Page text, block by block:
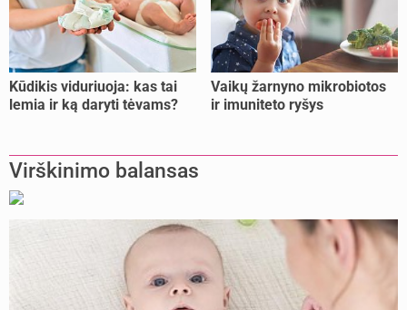
Kūdikis viduriuoja: kas tai
lemia ir ką daryti tėvams?
Vaikų žarnyno mikrobiotos
ir imuniteto ryšys
Virškinimo balansas